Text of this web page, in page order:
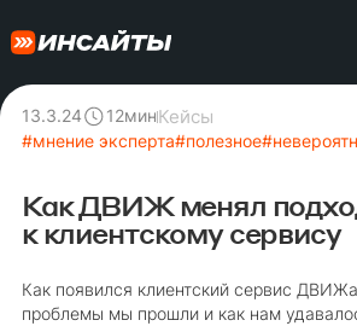
13.3.24 12минКейсы
#мнение эксперта#полезное#
Как ДВИЖ менял
к клиентскому сервису
Как появился клиентский сервис
проблемы мы прошли и как нам